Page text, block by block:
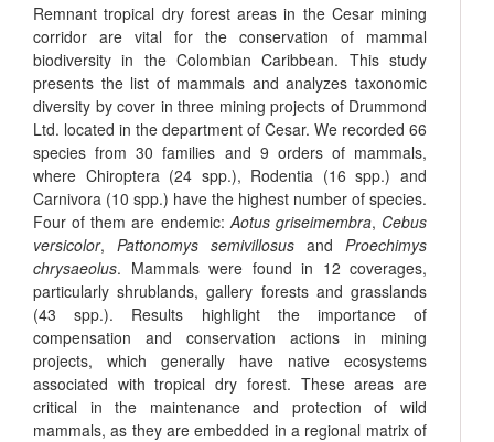
Remnant tropical dry forest areas in the Cesar mining
corridor are vital for the conservation of mammal
biodiversity in the Colombian Caribbean. This study
presents the list of mammals and analyzes taxonomic
diversity by cover in three mining projects of Drummond
Ltd. located in the department of Cesar. We recorded 66
species from 30 families and 9 orders of mammals,
where Chiroptera (24 spp.), Rodentia (16 spp.) and
Carnivora (10 spp.) have the highest number of species.
Four of them are endemic: Aotus griseimembra, Cebus
versicolor, Pattonomys semivillosus and Proechimys
chrysaeolus. Mammals were found in 12 coverages,
particularly shrublands, gallery forests and grasslands
(43 spp.). Results highlight the importance of
compensation and conservation actions in mining
projects, which generally have native ecosystems
associated with tropical dry forest. These areas are
critical in the maintenance and protection of wild
mammals, as they are embedded in a regional matrix of